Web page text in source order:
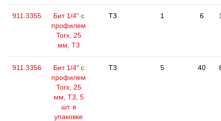
911.3355
Бит 1/4" с
профилем
Torx, 25
мм, Т3
T3 1 6
911.3356
Бит 1/4" с
профилем
Torx, 25
мм, Т3, 5
шт. в
упаковке
T3 5 40